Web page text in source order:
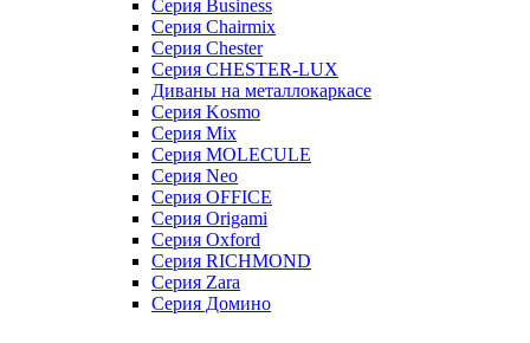
Серия Business
Серия Chairmix
Серия Chester
Серия CHESTER-LUX
Диваны на металлокаркасе
Серия Kosmo
Серия Mix
Серия MOLECULE
Серия Neo
Серия OFFICE
Серия Origami
Серия Oxford
Серия RICHMOND
Серия Zara
Серия Домино